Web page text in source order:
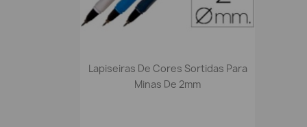
 Vista rápida
Lapiseiras De Cores Sortidas Para
Minas De 2mm